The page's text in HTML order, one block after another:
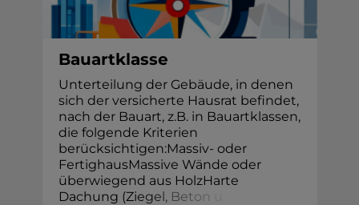
Bauartklasse
Unterteilung der Gebäude, in denen
sich der versicherte Hausrat befindet,
nach der Bauart, z.B. in Bauartklassen,
die folgende Kriterien
berücksichtigen:Massiv- oder
FertighausMassive Wände oder
überwiegend aus HolzHarte
Dachung (Ziegel, Beton